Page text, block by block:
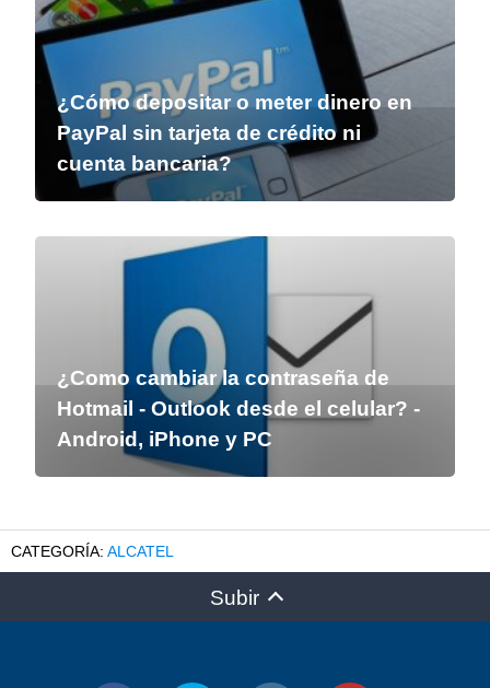
¿Cómo depositar o meter dinero en
PayPal sin tarjeta de crédito ni
cuenta bancaria?
¿Como cambiar la contraseña de
Hotmail - Outlook desde el celular? -
Android, iPhone y PC
ALCATEL
Subir